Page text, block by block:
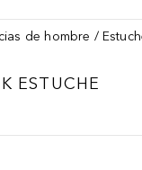
de hombre
ESTUCHE